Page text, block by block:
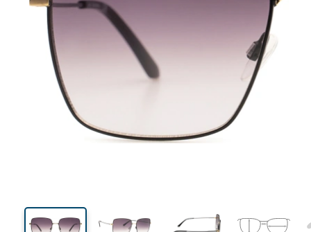
Visina leće Širina leće